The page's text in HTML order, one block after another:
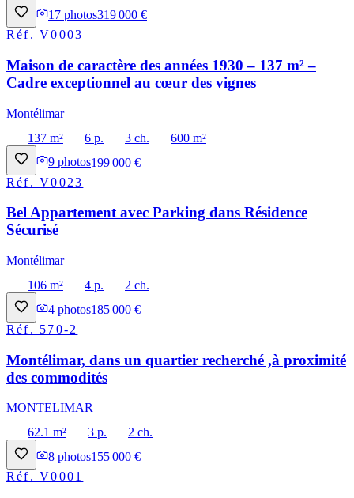
17 photos319 000 €
Réf.V0003
Maison de caractère des années 1930 – 137 m² –
Cadre exceptionnel au cœur des vignes
Montélimar
137 m²
6 p. 3 ch.
600 m²
9 photos199 000 €
Réf.V0023
Bel Appartement avec Parking dans Résidence
Sécurisé
Montélimar
106 m²
4 p.
2 ch.
4 photos185 000 €
Réf. 570-2
Montélimar, dans un quartier recherché ,à proximité
des commodités
MONTELIMAR
62.1 m²
3 p.
2 ch.
8 photos155 000 €
Réf.V0001